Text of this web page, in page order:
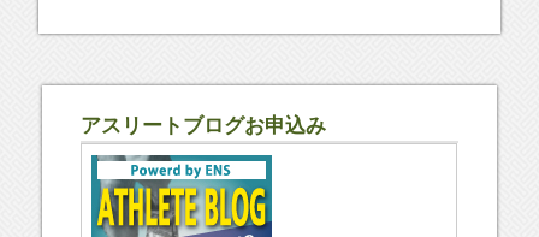
アスリートブログお申込み